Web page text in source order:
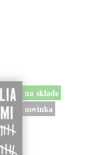
na sklade
novinka